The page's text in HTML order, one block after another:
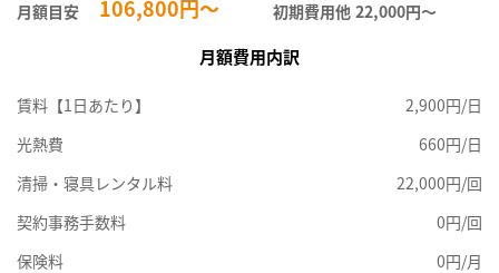
月額目安 106,800円～ 初期費用他 22,000円〜
月額費用内訳
賃料【1日あたり】
2,900円/日
光熱費
660円/日
清掃・寝具レンタル料
22,000円/回
契約事務手数料
0円/回
保険料
0円/月